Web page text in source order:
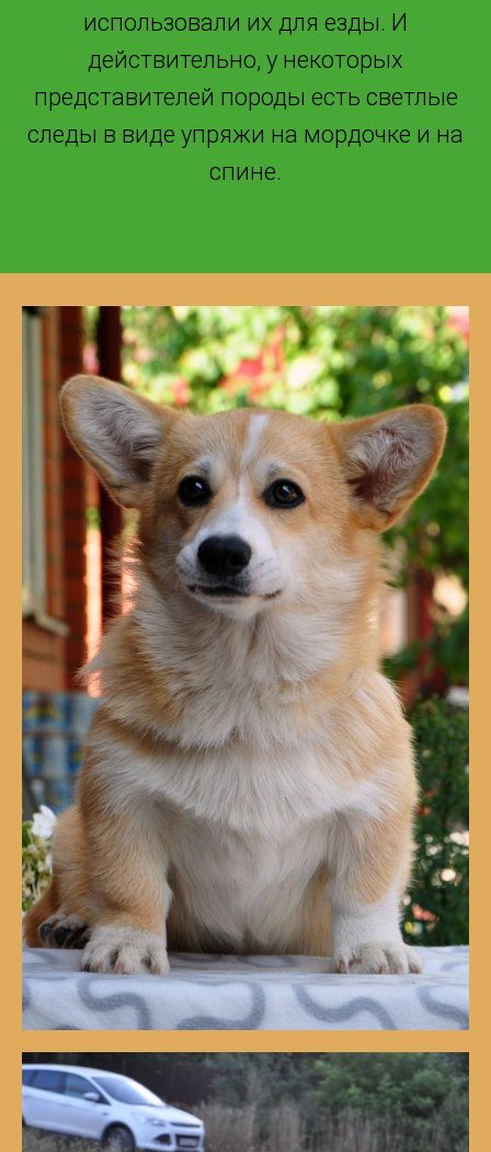
использовали их для езды. И
действительно, у некоторых
представителей породы есть светлые
следы в виде упряжи на мордочке и на
спине.